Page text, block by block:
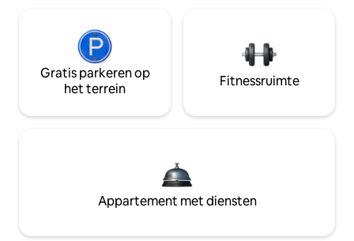
Gratis parkeren op
het terrein
Fitnessruimte
Appartement met diensten